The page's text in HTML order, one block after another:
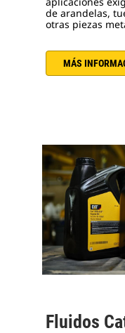
de arandelas,
otras piezas
MÁS
Fluidos